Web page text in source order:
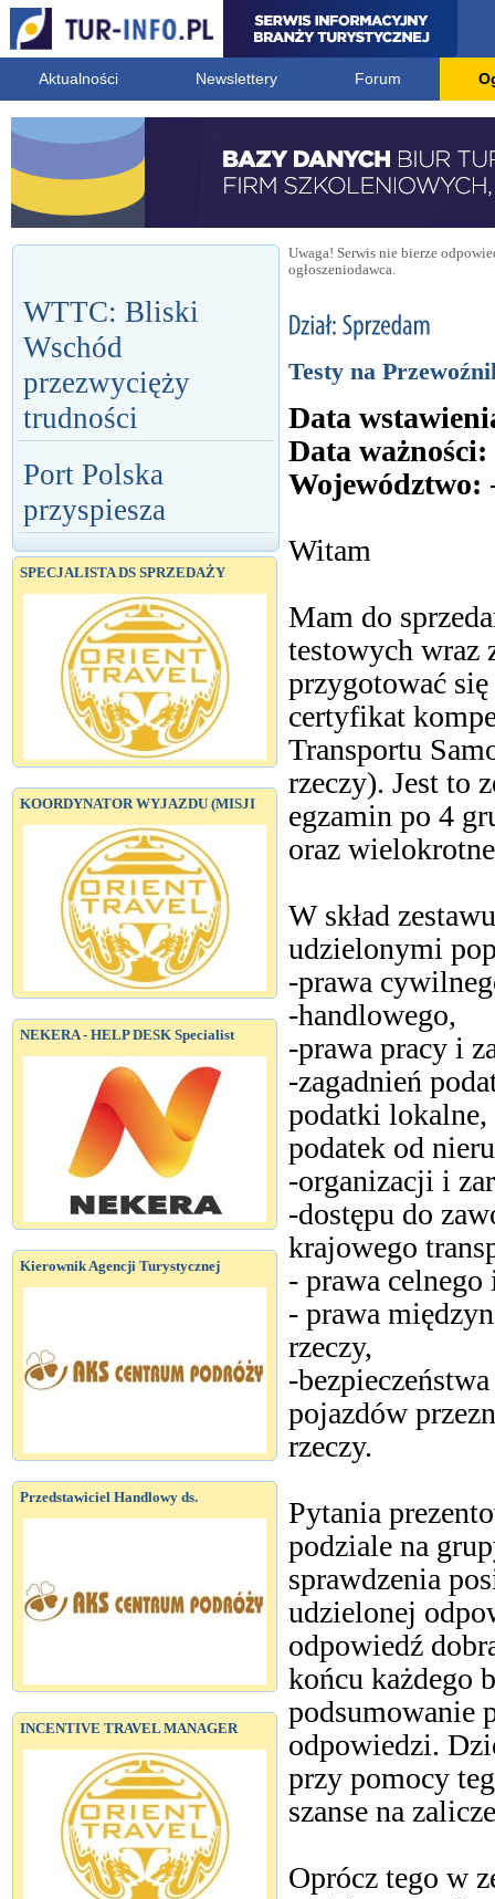
Aktualności Newslettery Forum
WTTC: Bliski
Wschód
przezwycięży
trudności
Port Polska
przyspiesza
SPECJALISTA DS SPRZEDAŻY
KOORDYNATOR WYJAZDU (MISJI
NEKERA - HELP DESK Specialist
Kierownik Agencji Turystycznej
Przedstawiciel Handlowy ds.
INCENTIVE TRAVEL MANAGER
Uwaga! Serwis nie bierze
ogłoszeniodawca.
Testy na
Data
Data ważności:
Województwo:
Witam
Mam do
testowych wraz
przygotować
certyfikat
Transportu
rzeczy). Jest to
egzamin po 4
oraz
W skład
udzielonymi
-prawa
-handlowego,
-prawa pracy i
-zagadnień
podatki lokalne,
podatek od
-organizacji i
-dostępu do
krajowego
- prawa
- prawa
rzeczy,
-
pojazdów
rzeczy.
Pytania
podziale na
sprawdzenia
udzielonej
odpowiedź
końcu każdego
podsumowanie
odpowiedzi.
przy pomocy
szanse na
Oprócz tego w